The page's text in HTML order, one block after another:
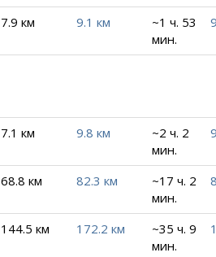
7.9 км 9.1 км
~1 ч. 53
мин.
7.1 км 9.8 км
~2 ч. 2
мин.
68.8 км 82.3 км
~17 ч. 2
мин.
144.5 км 172.2 км
~35 ч. 9
мин.